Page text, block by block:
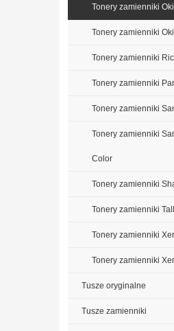
Tonery zamienniki Oki
Tonery zamienniki
Tonery zamienniki
Tonery zamienniki
Tonery zamienniki
Tonery zamienniki
Color
Tonery zamienniki
Tonery zamienniki
Tonery zamienniki
Tonery zamienniki
Tusze oryginalne
Tusze zamienniki